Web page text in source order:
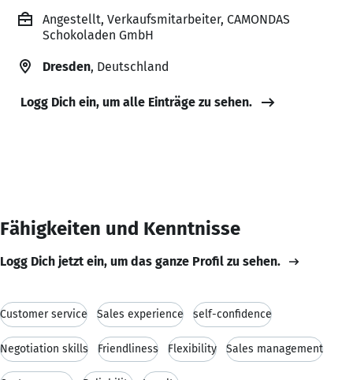
Angestellt, Verkaufsmitarbeiter, CAMONDAS
Schokoladen GmbH
Dresden, Deutschland
Logg Dich ein, um alle Einträge zu sehen.
Fähigkeiten und Kenntnisse
Logg Dich jetzt ein, um das ganze Profil zu sehen.
Customer service Sales experience self-confidence
Negotiation skills Friendliness Flexibility Sales management